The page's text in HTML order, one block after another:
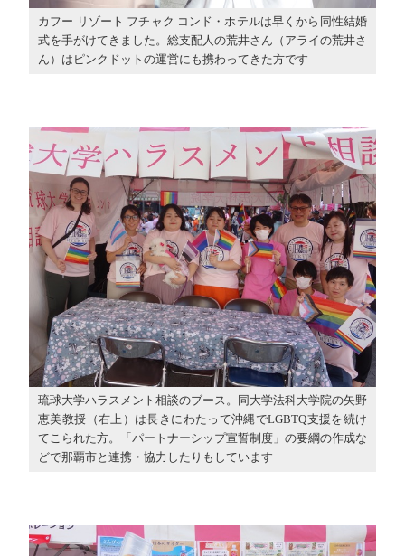
カフー リゾート フチャク コンド・ホテルは早くから同性結婚
式を手がけてきました。総支配人の荒井さん（アライの荒井さ
ん）はピンクドットの運営にも携わってきた方です
琉球大学ハラスメント相談のブース。同大学法科大学院の矢野
恵美教授（右上）は長きにわたって沖縄でLGBTQ支援を続け
てこられた方。「パートナーシップ宣誓制度」の要綱の作成な
どで那覇市と連携・協力したりもしています